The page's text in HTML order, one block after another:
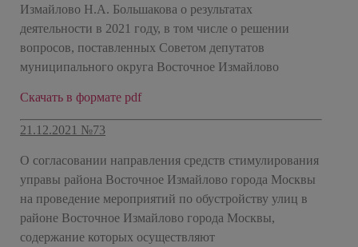
Измайлово Н.А. Большакова о результатах
деятельности в 2021 году, в том числе о решении
вопросов, поставленных Советом депутатов
муниципального округа Восточное Измайлово
Скачать в формате pdf
21.12.2021 №73
О согласовании направления средств стимулирования
управы района Восточное Измайлово города Москвы
на проведение мероприятий по обустройству улиц в
районе Восточное Измайлово города Москвы,
содержание которых осуществляют